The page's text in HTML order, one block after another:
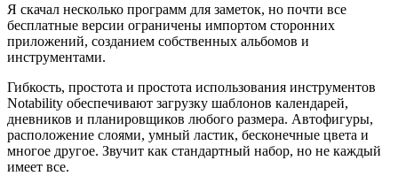
Я скачал несколько программ для заметок, но почти все
бесплатные версии ограничены импортом сторонних
приложений, созданием собственных альбомов и
инструментами.
Гибкость, простота и простота использования инструментов
Notability обеспечивают загрузку шаблонов календарей,
дневников и планировщиков любого размера. Автофигуры,
расположение слоями, умный ластик, бесконечные цвета и
многое другое. Звучит как стандартный набор, но не каждый
имеет все.